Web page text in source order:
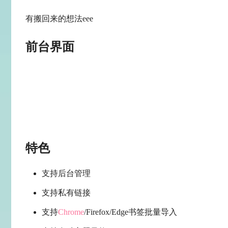
有搬回来的想法eee
前台界面
特色
支持后台管理
支持私有链接
支持Chrome/Firefox/Edge书签批量导入